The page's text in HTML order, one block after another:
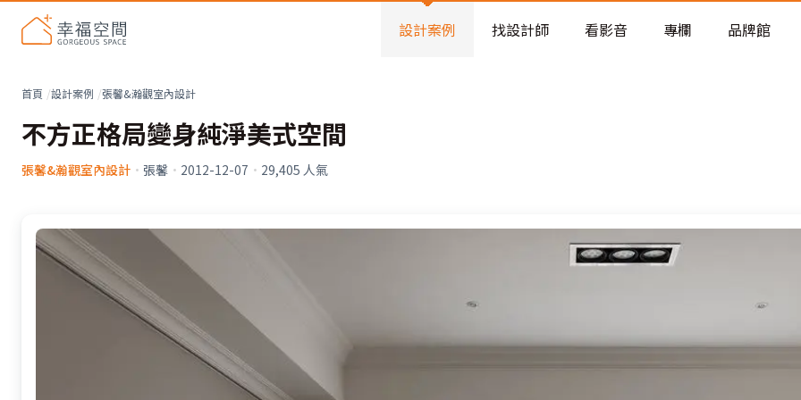
看不見的居家風險和翻新關鍵
老屋預算分配與高 CP 值煥新術
設計案例 找設計師 看影音 專欄 品牌館
首頁 設計案例 張馨&瀚觀室內設計
不方正格局變身純淨美式空間
張馨&瀚觀室內設計 · 張馨 · 2012-12-07 · 29,405 人氣